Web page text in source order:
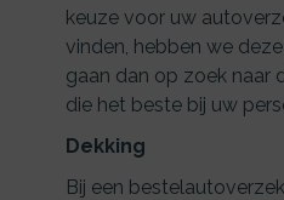
keuze voor uw
vinden, hebben we
gaan dan op zoek naar
die het beste bij uw
Dekking
Bij een